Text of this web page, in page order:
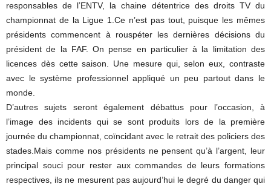
responsables de l’ENTV, la chaine détentrice des droits TV du
championnat de la Ligue 1.Ce n’est pas tout, puisque les mêmes
présidents commencent à rouspéter les dernières décisions du
président de la FAF. On pense en particulier à la limitation des
licences dès cette saison. Une mesure qui, selon eux, contraste
avec le système professionnel appliqué un peu partout dans le
monde.
D’autres sujets seront également débattus pour l’occasion, à
l’image des incidents qui se sont produits lors de la première
journée du championnat, coïncidant avec le retrait des policiers des
stades.Mais comme nos présidents ne pensent qu’à l’argent, leur
principal souci pour rester aux commandes de leurs formations
respectives, ils ne mesurent pas aujourd’hui le degré du danger qui